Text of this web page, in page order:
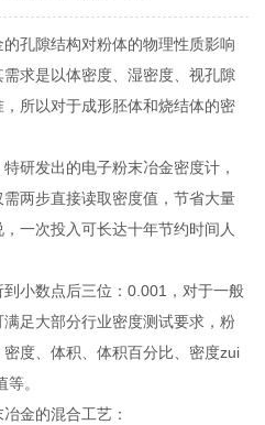
孔隙结构对粉体的物理性质影响
求是以体密度、湿密度、视孔隙
所以对于成形胚体和烧结体的密
发出的电子粉末冶金密度计，
两步直接读取密度值，节省大量
一次投入可长达十年节约时间人
小数点后三位：0.001，对于一般
足大部分行业密度测试要求，粉
度、体积、体积百分比、密度zui
。
金的混合工艺：